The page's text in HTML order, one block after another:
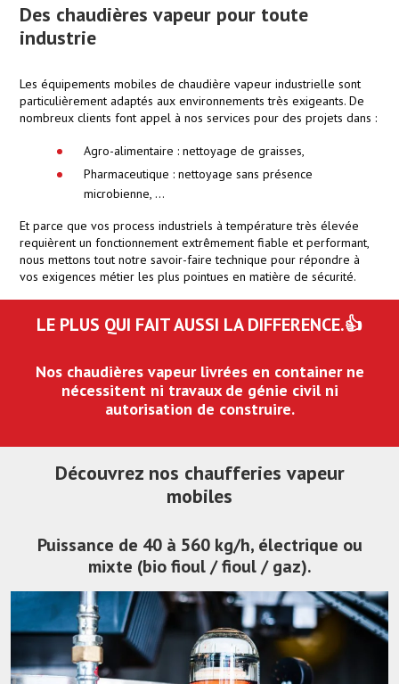
Des chaudières vapeur pour toute
industrie
Les équipements mobiles de chaudière vapeur industrielle sont
particulièrement adaptés aux environnements très exigeants. De
nombreux clients font appel à nos services pour des projets dans :
Agro-alimentaire : nettoyage de graisses,
Pharmaceutique : nettoyage sans présence
microbienne, …
Et parce que vos process industriels à température très élevée
requièrent un fonctionnement extrêmement fiable et performant,
nous mettons tout notre savoir-faire technique pour répondre à
vos exigences métier les plus pointues en matière de sécurité.
LE PLUS QUI FAIT AUSSI LA DIFFERENCE.👍
Nos chaudières vapeur livrées en container ne
nécessitent ni travaux de génie civil ni
autorisation de construire.
Découvrez nos chaufferies vapeur
mobiles
Puissance de 40 à 560 kg/h, électrique ou
mixte (bio fioul / fioul / gaz).